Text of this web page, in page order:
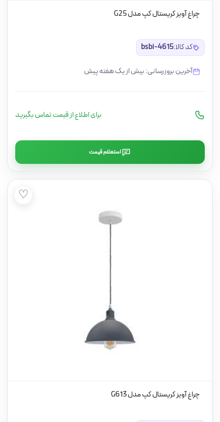
چراغ آویز کریستال کپ مدل G25
کد کالا:bsbi-4615
آخرین بروزرسانی: بیش از یک هفته پیش
برای اطلاع از قیمت تماس بگیرید
استعلام قیمت
♡
چراغ آویز کریستال کپ مدل G613